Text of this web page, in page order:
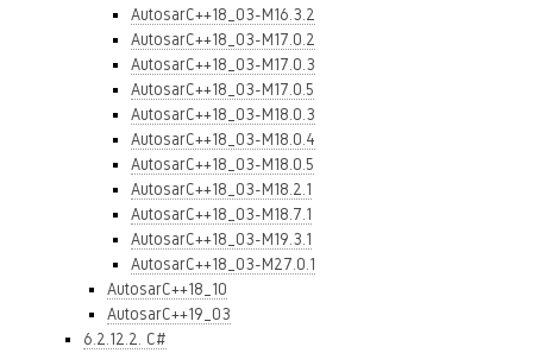
AutosarC++18_03-M16.3.2
AutosarC++18_03-M17.0.2
AutosarC++18_03-M17.0.3
AutosarC++18_03-M17.0.5
AutosarC++18_03-M18.0.3
AutosarC++18_03-M18.0.4
AutosarC++18_03-M18.0.5
AutosarC++18_03-M18.2.1
AutosarC++18_03-M18.7.1
AutosarC++18_03-M19.3.1
AutosarC++18_03-M27.0.1
AutosarC++18_10
AutosarC++19_03
6.2.12.2. C#